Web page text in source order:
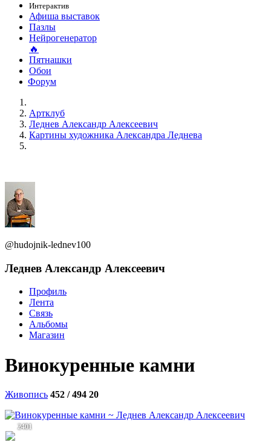
Интерактив
Афиша выставок
Пазлы
Нейрогенератор
🔥
Пятнашки
Обои
Форум
Артклуб
Леднев Александр Алексеевич
Картины художника Александра Леднева
@hudojnik-lednev100
Леднев Александр Алексеевич
Профиль
Лента
Связь
Альбомы
Магазин
Винокуренные камни
Живопись 452 / 494 20
2401